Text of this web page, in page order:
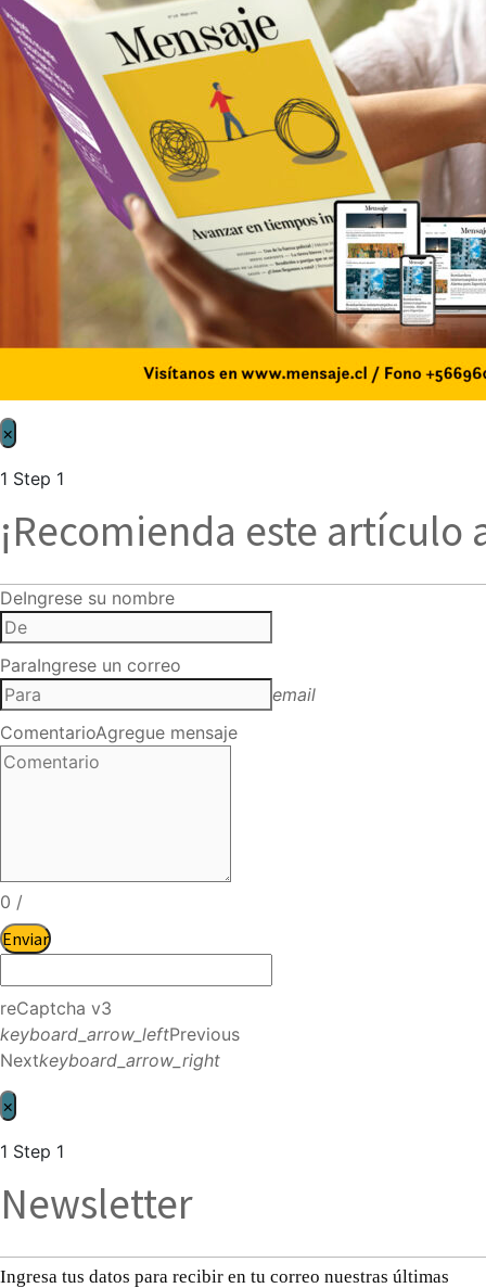
×
1 Step 1
¡Recomienda este artículo
DeIngrese su nombre
ParaIngrese un correo
email
ComentarioAgregue mensaje
0 /
Enviar
reCaptcha v3
keyboard_arrow_leftPrevious
Nextkeyboard_arrow_right
×
1 Step 1
Newsletter
Ingresa tus datos para recibir en tu correo nuestras últimas